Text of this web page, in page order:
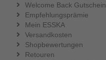
Welcome Back Gutschein
Empfehlungsprämie
Mein ESSKA
Versandkosten
Shopbewertungen
Retouren